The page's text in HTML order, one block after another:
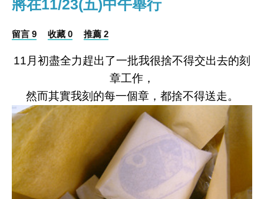
將在11/23(五)中午舉行
留言 9 收藏 0 推薦 2
11月初盡全力趕出了一批我很捨不得交出去的刻
章工作，
然而其實我刻的每一個章，都捨不得送走。